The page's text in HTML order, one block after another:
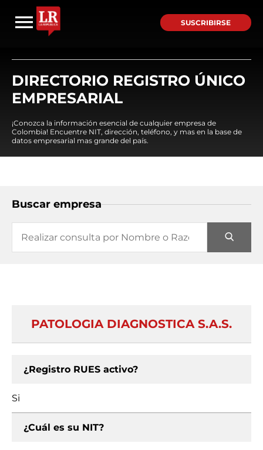
SUSCRIBIRSE
DIRECTORIO REGISTRO ÚNICO
EMPRESARIAL
¡Conozca la información esencial de cualquier empresa de
Colombia! Encuentre NIT, dirección, teléfono, y mas en la base de
datos empresarial mas grande del país.
Buscar empresa
PATOLOGIA DIAGNOSTICA S.A.S.
¿Registro RUES activo?
Si
¿Cuál es su NIT?